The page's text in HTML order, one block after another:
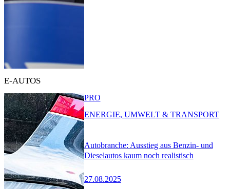
E-AUTOS
Autobranche: Ausstieg aus Benzin- und
Dieselautos kaum noch realistisch
27.08.2025
PRO
ENERGIE, UMWELT & TRANSPORT